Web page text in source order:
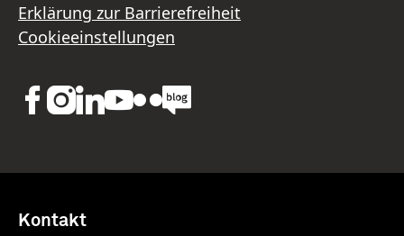
Erklärung zur Barrierefreiheit
Cookieeinstellungen
Kontakt